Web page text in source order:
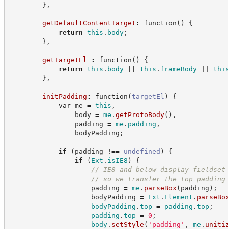
} ,
getDefaultContentTarget : function ( )
{
return this . body;
} ,
getTargetEl : function ( )
{
return this . body this . frameBody
} ,
initPadding : function (targetEl )
{
var me = this ,
body = me . getProtoBody( ) ,
padding = me . padding ,
bodyPadding ;
if ( padding !== undefined )
{
if
( Ext . isIE8 )
{
// IE8 and below display fieldset
// so we transfer the top padding
padding = me . parseBox ( padding ) ;
bodyPadding = Ext . Element .
bodyPadding . top = padding . top ;
padding . top = 0 ;
body. setStyle ( ' padding ' , me .